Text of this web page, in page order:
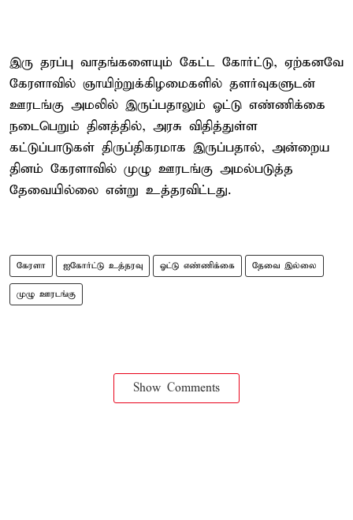
இரு தரப்பு வாதங்களையும் கேட்ட கோர்ட்டு, ஏற்கனவே
கேரளாவில் ஞாயிற்றுக்கிழமைகளில் தளர்வுகளுடன்
ஊரடங்கு அமலில் இருப்பதாலும் ஓட்டு எண்ணிக்கை
நடைபெறும் தினத்தில், அரசு விதித்துள்ள
கட்டுப்பாடுகள் திருப்திகரமாக இருப்பதால், அன்றைய
தினம் கேரளாவில் முழு ஊரடங்கு அமல்படுத்த
தேவையில்லை என்று உத்தரவிட்டது.
கேரளா ஐகோர்ட்டு உத்தரவு ஓட்டு எண்ணிக்கை தேவை இல்லை
முழு ஊரடங்கு
Show Comments